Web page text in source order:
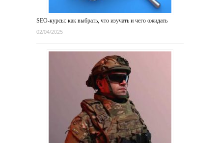
SEO-курсы: как выбрать, что изучать и чего ожидать
02/04/2025